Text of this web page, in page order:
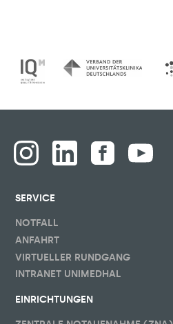
SERVICE
NOTFALL
ANFAHRT
VIRTUELLER RUNDGANG
INTRANET UNIMEDHAL
EINRICHTUNGEN